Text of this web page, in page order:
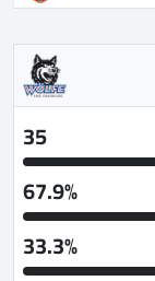
35
67.9%
33.3%